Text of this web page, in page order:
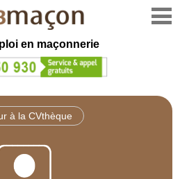
en maçonnerie
à la CVthèque